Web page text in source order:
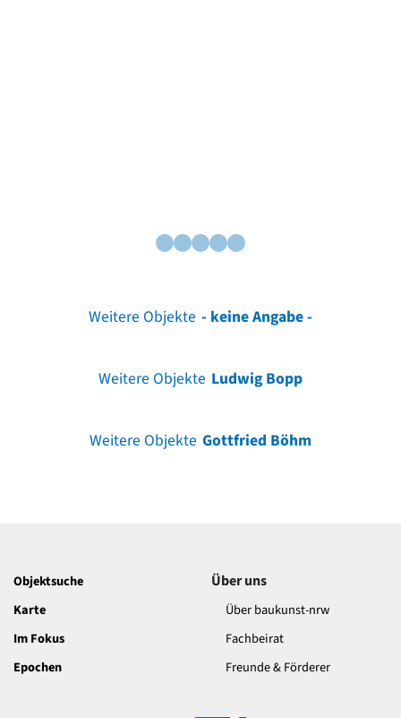
Weitere Objekte - keine Angabe -
Weitere Objekte Ludwig Bopp
Weitere Objekte Gottfried Böhm
Objektsuche
Karte
Im Fokus
Epochen
Über uns
Über baukunst-nrw
Fachbeirat
Freunde & Förderer